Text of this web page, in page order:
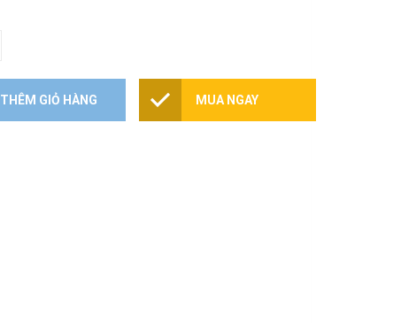
THÊM GIỎ HÀNG MUA NGAY